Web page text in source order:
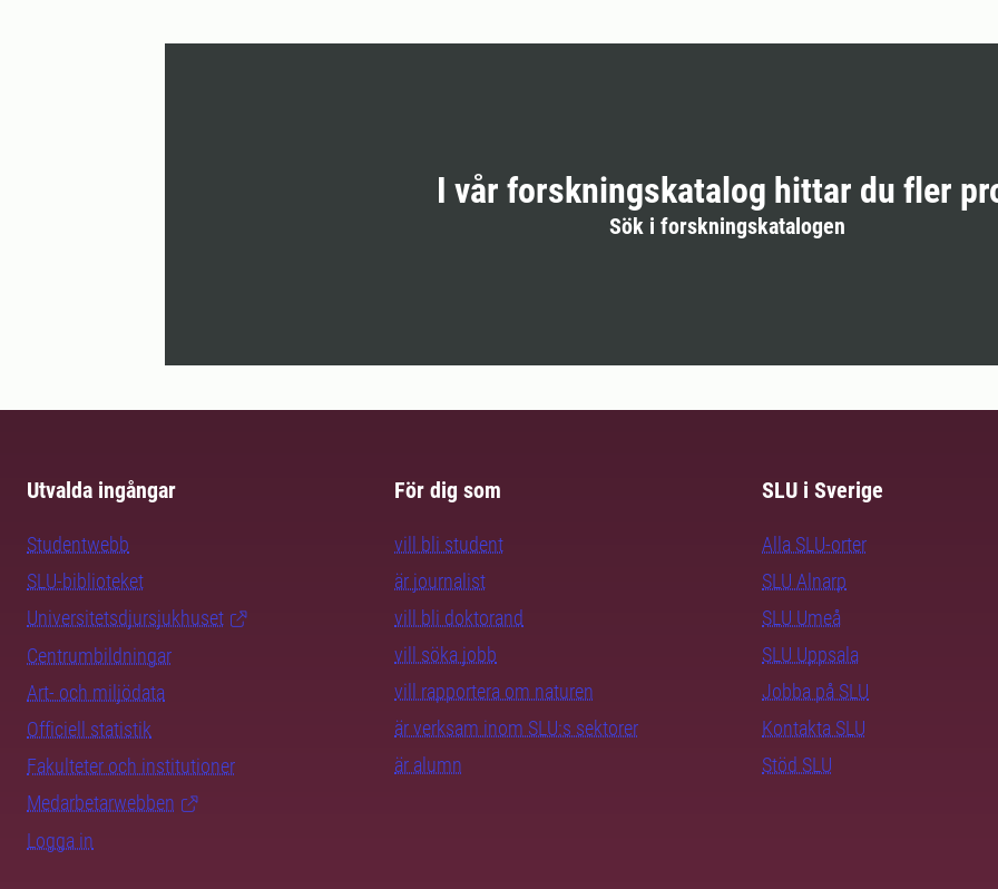
I vår forskningskatalog hittar du fler
Sök i forskningskatalogen
Utvalda ingångar
Studentwebb
SLU-biblioteket
Universitetsdjursjukhuset
Centrumbildningar
Art- och miljödata
Officiell statistik
Fakulteter och institutioner
Medarbetarwebben
Logga in
För dig som
vill bli student
är journalist
vill bli doktorand
vill söka jobb
vill rapportera om naturen
är verksam inom SLU:s sektorer
är alumn
SLU i Sverige
Alla SLU-orter
SLU Alnarp
SLU Umeå
SLU Uppsala
Jobba på SLU
Kontakta SLU
Stöd SLU